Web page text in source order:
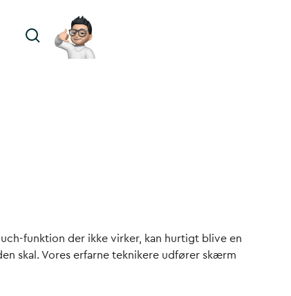
funktion der ikke virker, kan hurtigt blive en
skal. Vores erfarne teknikere udfører skærm